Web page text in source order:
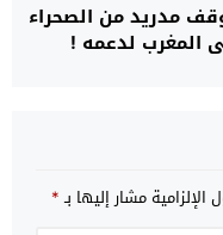
مدريد من الصحراء
المغرب لدعمه !
الإلزامية مشار إليها بـ*